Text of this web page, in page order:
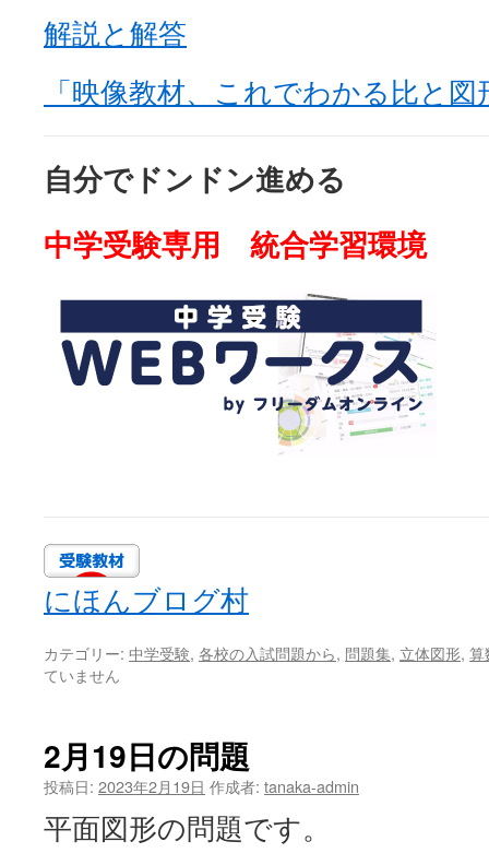
解説と解答
「映像教材、これでわかる比と
自分でドンドン進める
中学受験専用 統合学習環境
にほんブログ村
カテゴリー: 中学受験, 各校の入試問題から, 問題集, 立体図形, 算
ていません
2月19日の問題
投稿日: 2023年2月19日 作成者: tanaka-admin
平面図形の問題です。